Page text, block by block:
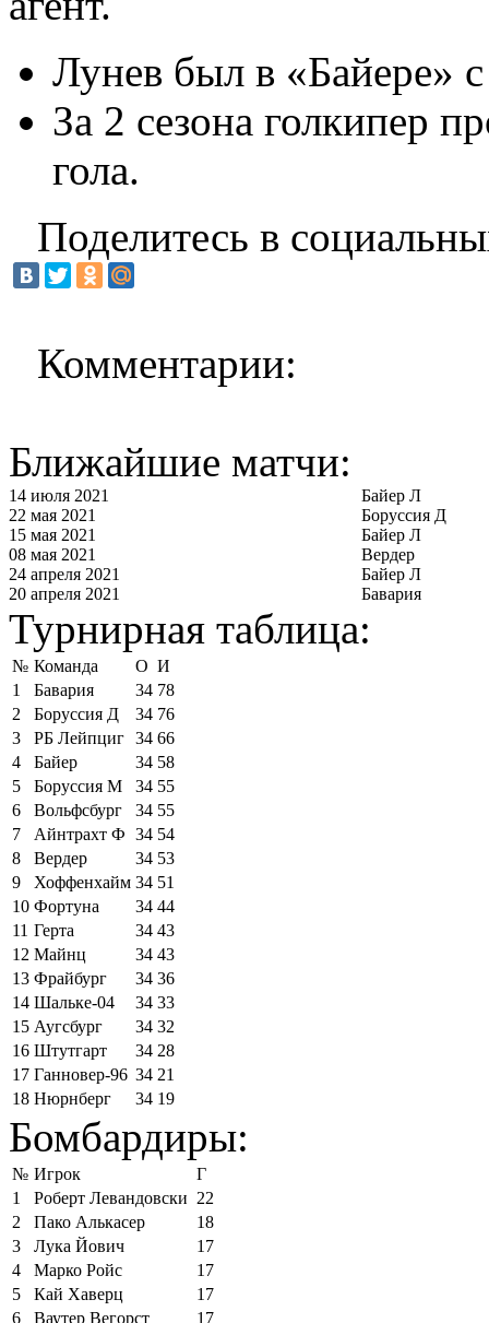
Лунев был в «Байере»
За 2 сезона голкипер
гола.
Поделитесь в
Комментарии:
Ближайшие матчи:
14 июля 2021
Байер Л
22 мая 2021
Боруссия Д
15 мая 2021
Байер Л
08 мая 2021
Вердер
24 апреля 2021
Байер Л
20 апреля 2021
Бавария
Турнирная таблица:
№ Команда О И
1
Бавария 34 78
2
Боруссия Д 34 76
3
РБ Лейпциг 34 66
4
Байер 34 58
5
Боруссия М 34 55
6
Вольфсбург 34 55
7
Айнтрахт Ф 34 54
8
Вердер 34 53
9
Хоффенхайм 34 51
10 Фортуна 34 44
11 Герта 34 43
12 Майнц 34 43
13 Фрайбург 34 36
14 Шальке-04 34 33
15 Аугсбург 34 32
16 Штутгарт 34 28
17 Ганновер-96 34 21
18 Нюрнберг 34 19
Бомбардиры:
№ Игрок
Г
1
Роберт Левандовски 22
2
Пако Алькасер
18
3
Лука Йович
17
4
Марко Ройс
17
5
Кай Хаверц
17
6
Ваутер Вегорст
17